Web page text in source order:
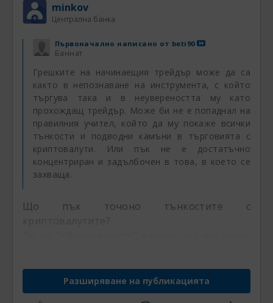
която следва след разбиването на
първоначалната увереност е тази, че щом е
толкова лесно да се губи и така бързо може
да се затрие цяла сметка е също толкова
лесно и да се печели просто трябва да
правиш обратното...
minkov
Централна банка
Първоначално написано от beti90
Баннат
Грешките на начинаещия трейдър може да са
както в непознаване на инструмента, с който
търгува така и в неувереността му като
прохождащ трейдър. Може би не е попаднал на
правилния учител, който да му покаже всички
тънкости и подводни камъни в търговията с
криптовалути. Или пък не е достатъчно
концентриран и задълбочен в това, в което се
захваща.
Що пък точоно тънкостите с
трейдър може да страда от всякакви
неясноти относно пазара, ама точно
Разширяване на публикацията